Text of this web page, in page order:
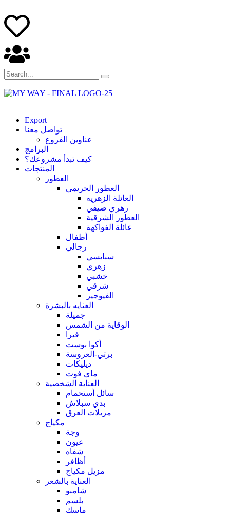
Export
تواصل معنا
عناوين الفروع
البرامج
كيف تبدأ مشروعك؟
المنتجات
العطور
العطور الحريمي
العائلة الزهريه
زهري صيفي
العطور الشرقية
عائلة الفواكهة
أطفال
رجالي
سبايسي
زهري
خشبي
شرقي
الفيوجير
العنايه بالبشرة
جميلة
الوقاية من الشمس
فيرا
أكوا بوست
برتي-العروسة
ديليكات
ماي فوت
العناية الشخصية
سائل أستحمام
بدي سبلاش
مزيلات العرق
مكياج
وجة
عيون
شفاه
أظافر
مزيل مكياج
العناية بالشعر
شامبو
بلسم
ماسك